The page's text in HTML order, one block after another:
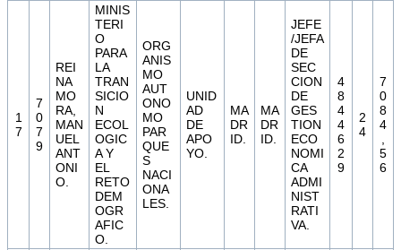
1
7
7
0
7
9
REI
NA
MO
RA,
MAN
UEL
ANT
ONI
O.
MINIS
TERI
O
PARA
LA
TRAN
SICIO
N
ECOL
OGIC
A Y
EL
RETO
DEM
OGR
AFIC
O.
ORG
ANIS
MO
AUT
ONO
MO
PAR
QUE
S
NACI
ONA
LES.
UNID
AD
DE
APO
YO.
MA
DR
ID.
MA
DR
ID.
JEFE
/JEFA
DE
SEC
CION
DE
GES
TION
ECO
NOMI
CA
ADMI
NIST
RATI
VA.
4
8
4
4
6
2
9
2
4
7
0
8
4
5
6